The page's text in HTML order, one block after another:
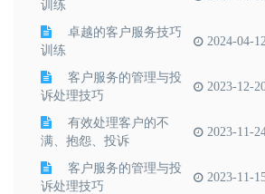
训练
卓越的客户服务技巧
训练
2024-04-
​客户服务的管理与投
诉处理技巧
2023-12-
有效处理客户的不
满、抱怨、投诉
2023-11-
​客户服务的管理与投
诉处理技巧
2023-11-